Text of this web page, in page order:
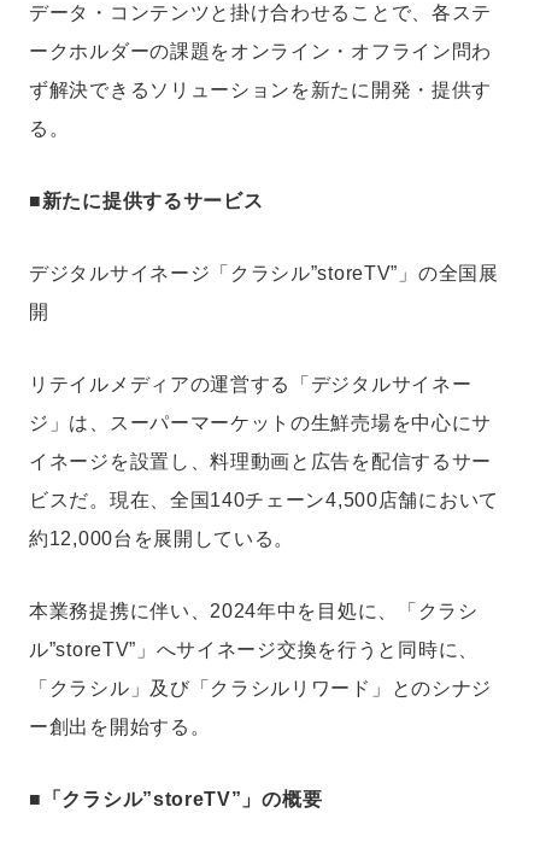
データ・コンテンツと掛け合わせることで、各ステ
ークホルダーの課題をオンライン・オフライン問わ
ず解決できるソリューションを新たに開発・提供す
る。
■新たに提供するサービス
デジタルサイネージ「クラシル”storeTV”」の全国展
開
リテイルメディアの運営する「デジタルサイネー
ジ」は、スーパーマーケットの生鮮売場を中心にサ
イネージを設置し、料理動画と広告を配信するサー
ビスだ。現在、全国140チェーン4,500店舗において
約12,000台を展開している。
本業務提携に伴い、2024年中を目処に、「クラシ
ル”storeTV”」へサイネージ交換を行うと同時に、
「クラシル」及び「クラシルリワード」とのシナジ
ー創出を開始する。
■「クラシル”storeTV”」の概要